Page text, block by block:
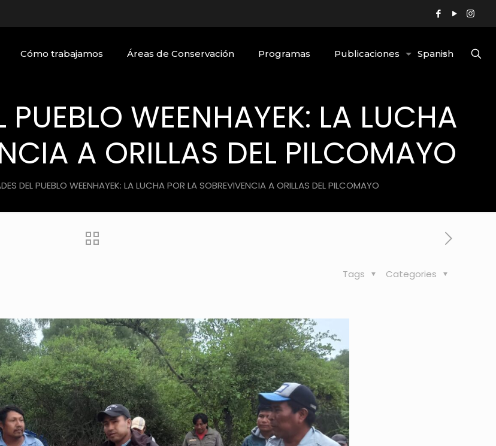
Cómo trabajamos Áreas de Conservación Programas Publicaciones Spanish
WEENHAYEK: LA LUCHA
A ORILLAS DEL PILCOMAYO
DEL PUEBLO WEENHAYEK: LA LUCHA POR LA SOBREVIVENCIA A ORILLAS DEL PILCOMAYO
Categories
Tags